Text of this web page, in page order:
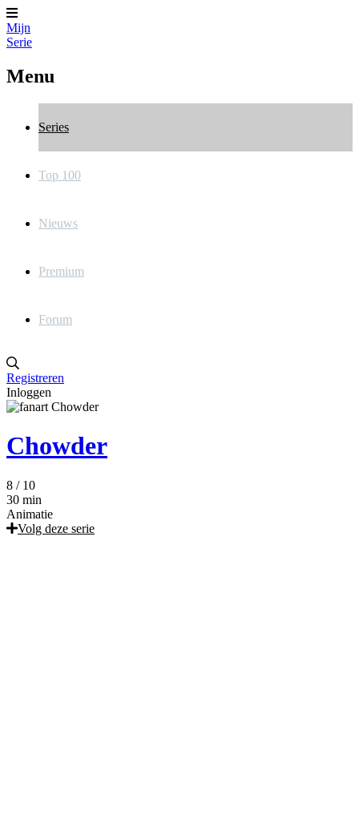
Mijn
Serie
Menu
Series
Top 100
Nieuws
Premium
Forum
Registreren
Inloggen
Chowder
8 / 10
30 min
Animatie
Volg deze serie